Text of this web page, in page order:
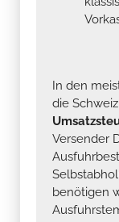
In den
die
Versender
benötigen